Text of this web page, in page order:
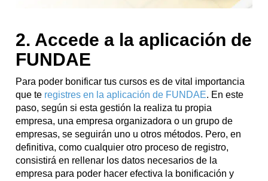
2. Accede a la aplicación de
FUNDAE
Para poder bonificar tus cursos es de vital importancia
que te registres en la aplicación de FUNDAE. En este
paso, según si esta gestión la realiza tu propia
empresa, una empresa organizadora o un grupo de
empresas, se seguirán uno u otros métodos. Pero, en
definitiva, como cualquier otro proceso de registro,
consistirá en rellenar los datos necesarios de la
empresa para poder hacer efectiva la bonificación y